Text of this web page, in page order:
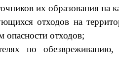
их образования на
отходов на
опасности отходов;
по